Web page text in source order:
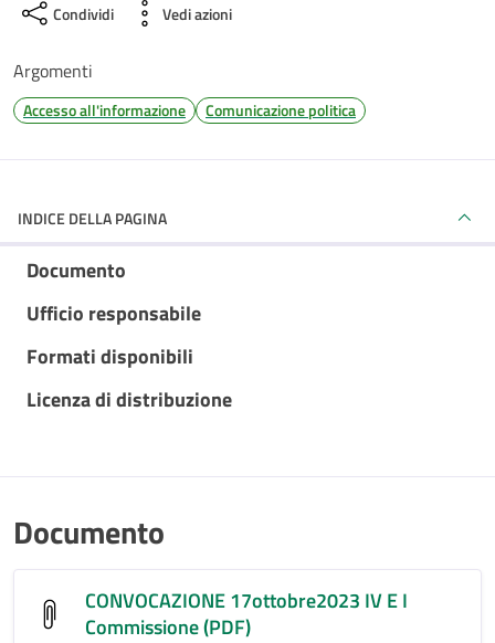
Condividi Vedi azioni
Argomenti
Accesso all'informazione Comunicazione politica
INDICE DELLA PAGINA
Documento
Ufficio responsabile
Formati disponibili
Licenza di distribuzione
Documento
CONVOCAZIONE 17ottobre2023 IV E I
Commissione (PDF)